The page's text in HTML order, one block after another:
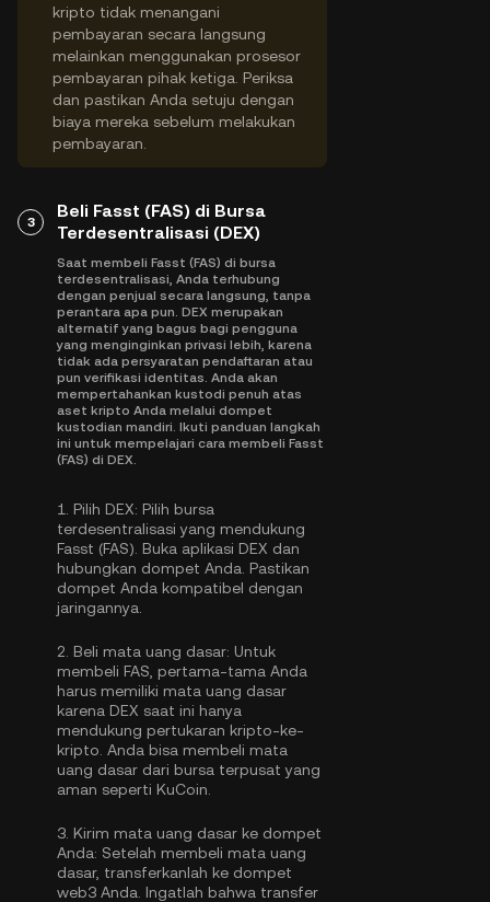
kripto tidak menangani
pembayaran secara langsung
melainkan menggunakan prosesor
pembayaran pihak ketiga. Periksa
dan pastikan Anda setuju dengan
biaya mereka sebelum melakukan
pembayaran.
3
Beli Fasst (FAS) di Bursa
Terdesentralisasi (DEX)
Saat membeli Fasst (FAS) di bursa
terdesentralisasi, Anda terhubung
dengan penjual secara langsung, tanpa
perantara apa pun. DEX merupakan
alternatif yang bagus bagi pengguna
yang menginginkan privasi lebih, karena
tidak ada persyaratan pendaftaran atau
pun verifikasi identitas. Anda akan
mempertahankan kustodi penuh atas
aset kripto Anda melalui dompet
kustodian mandiri. Ikuti panduan langkah
ini untuk mempelajari cara membeli Fasst
(FAS) di DEX.
1. Pilih DEX: Pilih bursa
terdesentralisasi yang mendukung
Fasst (FAS). Buka aplikasi DEX dan
hubungkan dompet Anda. Pastikan
dompet Anda kompatibel dengan
jaringannya.
2. Beli mata uang dasar: Untuk
membeli FAS, pertama-tama Anda
harus memiliki mata uang dasar
karena DEX saat ini hanya
mendukung pertukaran kripto-ke-
kripto. Anda bisa membeli mata
uang dasar dari bursa terpusat yang
aman seperti KuCoin.
3. Kirim mata uang dasar ke dompet
Anda: Setelah membeli mata uang
dasar, transferkanlah ke dompet
web3 Anda. Ingatlah bahwa transfer